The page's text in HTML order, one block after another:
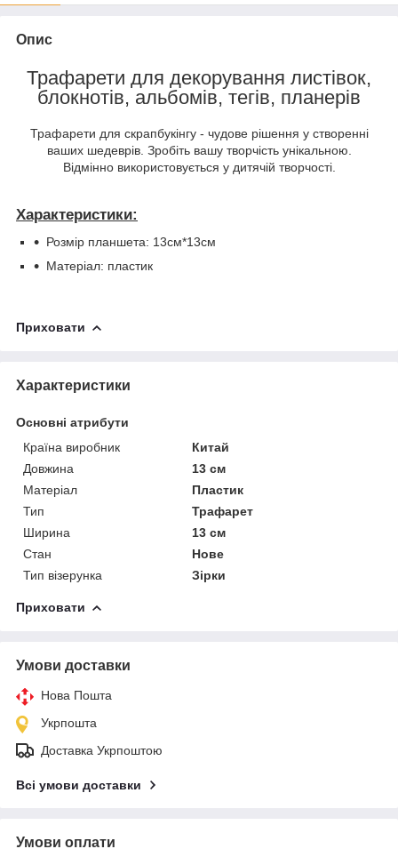
Опис
Трафарети для декорування листівок,
блокнотів, альбомів, тегів, планерів
Трафарети для скрапбукінгу - чудове рішення у створенні
ваших шедеврів. Зробіть вашу творчість унікальною.
Відмінно використовується у дитячій творчості.
Характеристики:
Розмір планшета: 13см*13см
Матеріал: пластик
Приховати
Характеристики
Основні атрибути
Країна виробник
Китай
Довжина
13 см
Матеріал
Пластик
Тип
Трафарет
Ширина
13 см
Стан
Нове
Тип візерунка
Зірки
Приховати
Умови доставки
Нова Пошта
Укрпошта
Доставка Укрпоштою
Всі умови доставки
Умови оплати